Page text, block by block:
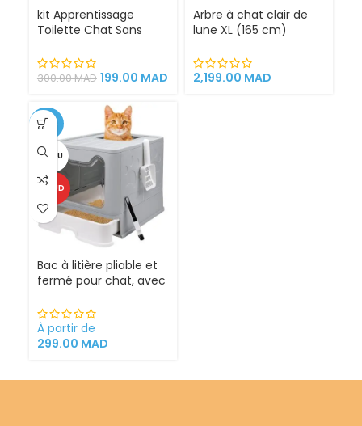
kit Apprentissage
Toilette Chat Sans
300.00MAD 199.00 MAD
Arbre à chat clair de
lune XL (165 cm)
chat griffoirs
2,199.00 MAD
-25%
VENDU
CHAUD
Bac à litière pliable et
fermé pour chat, avec
À partir de
299.00 MAD